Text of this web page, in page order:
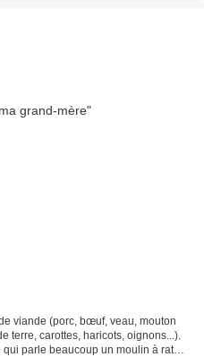
viande (porc, bœuf, veau, mouton
terre, carottes, haricots, oignons...).
parle beaucoup un moulin à rata.